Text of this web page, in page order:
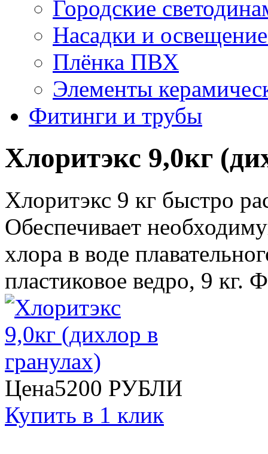
Городские
Насадки и
Плёнка ПВХ
Элементы
Фитинги и трубы
Хлоритэкс 9,0кг
Хлоритэкс 9 кг быстро
Обеспечивает
хлора в воде
пластиковое ведро, 9 кг.
Цена5200 РУБЛИ
Купить в 1 клик